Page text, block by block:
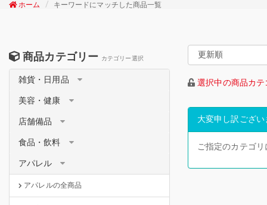
ホーム キーワードにマッチした商品一覧
商品カテゴリー カテゴリー選択
雑貨・日用品
美容・健康
店舗備品
食品・飲料
アパレル
アパレルの全商品
選択中の商品カ
大変申し訳ござい
ご指定のカテゴ